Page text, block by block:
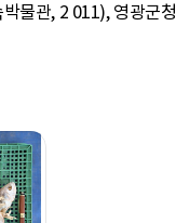
물관, 2 011), 영광